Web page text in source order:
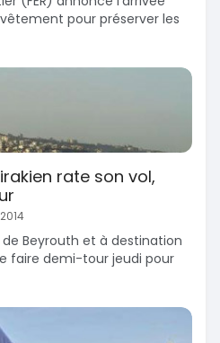
pour préserver les
rate son vol,
Beyrouth et à destination
faire demi-tour jeudi pour